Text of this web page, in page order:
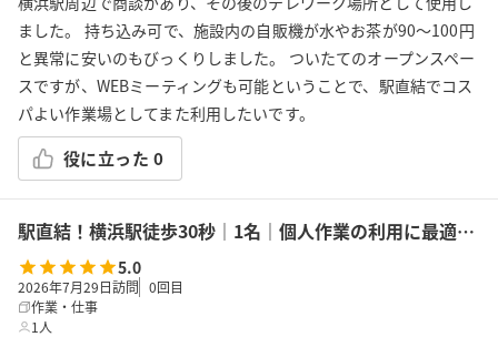
ました。 持ち込み可で、施設内の自販機が水やお茶が90〜100円
と異常に安いのもびっくりしました。 ついたてのオープンスペー
スですが、WEBミーティングも可能ということで、駅直結でコス
パよい作業場としてまた利用したいです。
役に立った 0
駅直結！横浜駅徒歩30秒｜1名｜個人作業の利用に最適！エキニア横浜｜5階ハマポート「コワーキングスペース」A
5.0
2026年7月29日訪問 0回目
作業・仕事
1人